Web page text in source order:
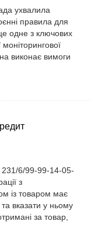
ухвалила
правила для
одне з ключових
виконає вимоги
6/99-99-14-05-
з
із товаром має
вказати у ньому
за товар,